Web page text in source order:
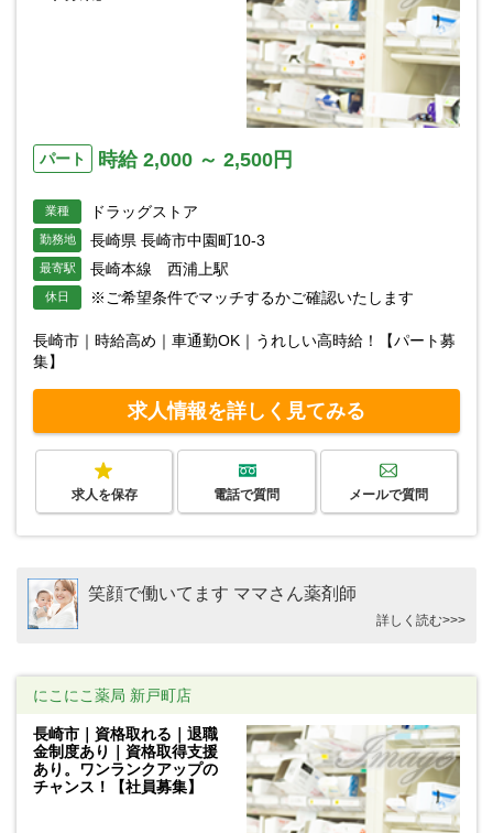
パート 時給 2,000 ～ 2,500円
業種 ドラッグストア
勤務地 長崎県 長崎市中園町10-3
最寄駅 長崎本線 西浦上駅
休日 ※ご希望条件でマッチするかご確認いたします
長崎市｜時給高め｜車通勤OK｜うれしい高時給！【パート募
集】
求人情報を詳しく見てみる
求人を保存 電話で質問 メールで質問
笑顔で働いてます ママさん薬剤師
詳しく読む>>>
にこにこ薬局 新戸町店
長崎市｜資格取れる｜退職
金制度あり｜資格取得支援
あり。ワンランクアップの
チャンス！【社員募集】